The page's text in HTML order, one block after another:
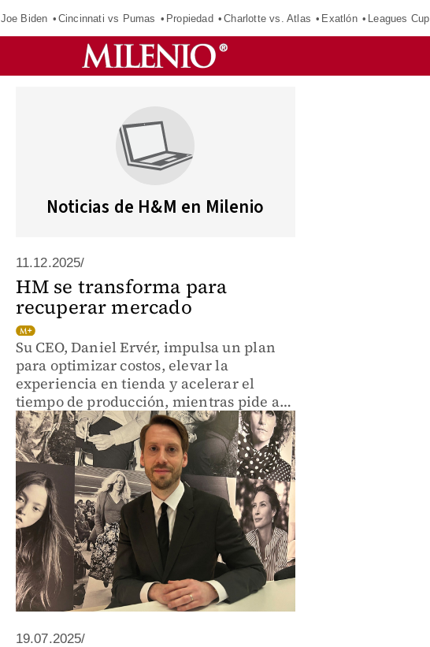
Joe Biden Cincinnati vs Pumas Propiedad Charlotte vs. Atlas Exatlón Leagues Cup
Noticias de H&M en Milenio
11.12.2025/
HM se transforma para
recuperar mercado
Su CEO, Daniel Ervér, impulsa un plan
para optimizar costos, elevar la
experiencia en tienda y acelerar el
tiempo de producción, mientras pide a
los reguladores reglas más estrictas para
Shein y Temu.
19.07.2025/